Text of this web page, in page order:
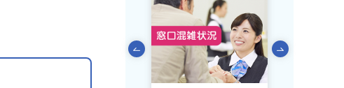
前のスライドを表示